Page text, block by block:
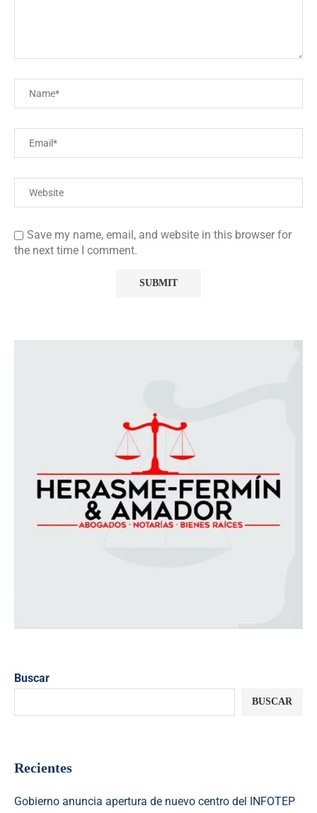
Save my name, email, and website in this browser for
the next time I comment.
Buscar
BUSCAR
Recientes
Gobierno anuncia apertura de nuevo centro del INFOTEP